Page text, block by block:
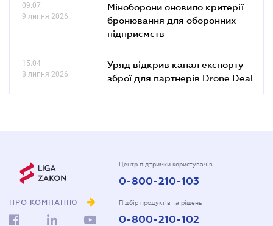
09.07
9 липня 2026
Міноборони оновило критерії
бронювання для оборонних
підприємств
15.04
8 липня 2026
Уряд відкрив канал експорту
зброї для партнерів Drone Deal
ПРО КОМПАНІЮ
Центр підтримки користувачів
0-800-210-103
Підбір продуктів та рішень
0-800-210-102